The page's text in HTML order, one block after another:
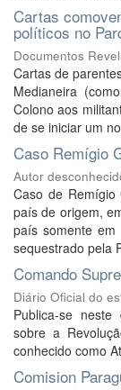
Cartas
políticos no
Documentos
Cartas de
Medianeira
Colono aos
de se iniciar um
Caso Remígio
Autor
Caso de Remígio
país de origem,
país somente
sequestrado pela
Comando
Diário Oficial do
Publica-se
sobre a
conhecido como
Comision